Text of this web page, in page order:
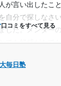
口コミをすべて見る
が言い出したこ
自分で探しなさ
した。メンター
毎日塾